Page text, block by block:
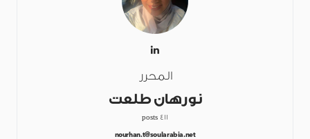
المحرر
نورهان طلعت
411 posts
nourhan.t@soularabia.net